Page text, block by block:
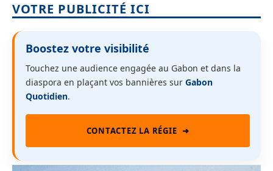
VOTRE PUBLICITÉ ICI
Boostez votre visibilité
Touchez une audience engagée au Gabon et dans la
diaspora en plaçant vos bannières sur Gabon
Quotidien.
CONTACTEZ LA RÉGIE ➜